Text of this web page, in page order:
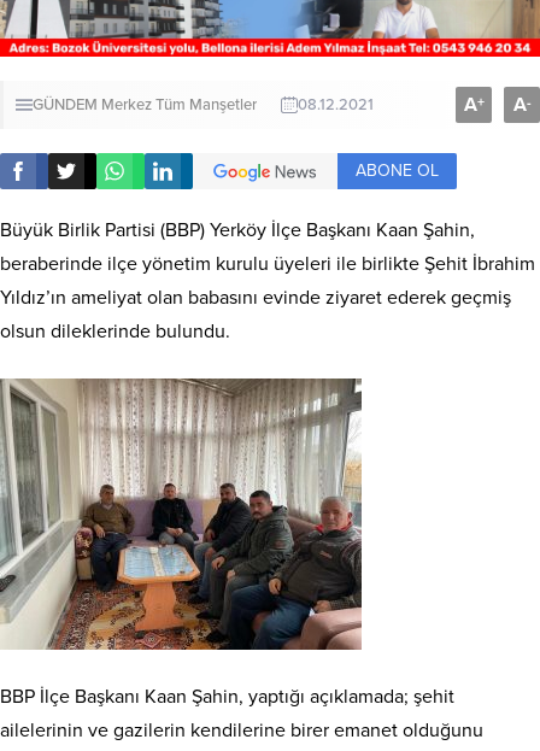
GÜNDEM MerkezTüm Manşetler 08.12.2021 A+ A-
ABONE OL
Büyük Birlik Partisi (BBP) Yerköy İlçe Başkanı Kaan Şahin,
beraberinde ilçe yönetim kurulu üyeleri ile birlikte Şehit İbrahim
Yıldız’ın ameliyat olan babasını evinde ziyaret ederek geçmiş
olsun dileklerinde bulundu.
BBP İlçe Başkanı Kaan Şahin, yaptığı açıklamada; şehit
ailelerinin ve gazilerin kendilerine birer emanet olduğunu